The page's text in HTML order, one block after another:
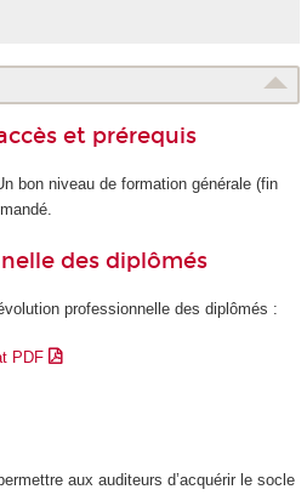
et prérequis
bon niveau de formation générale (fin
des diplômés
professionnelle des diplômés :
PDF
aux auditeurs d’acquérir le socle